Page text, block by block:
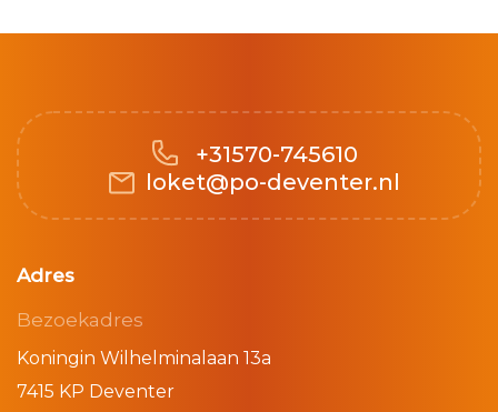
+31570-745610
loket@po-deventer.nl
Adres
Bezoekadres
Koningin Wilhelminalaan 13a
7415 KP Deventer